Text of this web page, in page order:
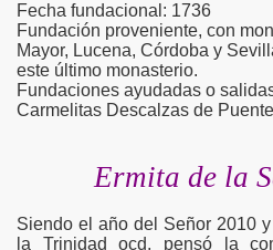
Fecha fundacional: 1736
Fundación proveniente, con
Mayor, Lucena, Córdoba y
este último monasterio.
Fundaciones ayudadas o
Carmelitas Descalzas de
Ermita de la
Siendo el año del Señor 2010
la Trinidad ocd, pensó la